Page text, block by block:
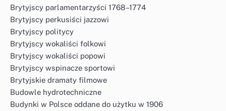
Brytyjscy parlamentarzyści 1768–1774
Brytyjscy perkusiści jazzowi
Brytyjscy politycy
Brytyjscy wokaliści folkowi
Brytyjscy wokaliści popowi
Brytyjscy wspinacze sportowi
Brytyjskie dramaty filmowe
Budowle hydrotechniczne
Budynki w Polsce oddane do użytku w 1906